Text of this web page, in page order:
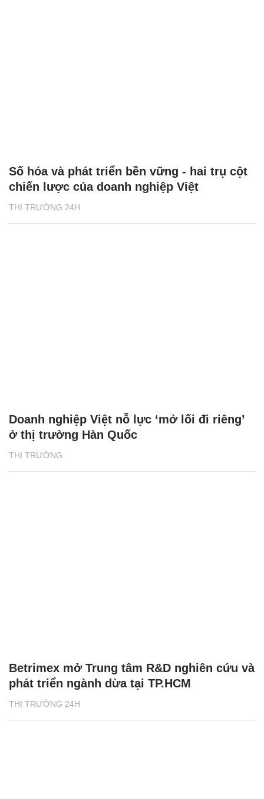
THỊ TRƯỜNG 24H
Số hóa và phát triển bền vững - hai trụ cột
chiến lược của doanh nghiệp Việt
THỊ TRƯỜNG
Doanh nghiệp Việt nỗ lực ‘mở lối đi riêng’
ở thị trường Hàn Quốc
THỊ TRƯỜNG 24H
Betrimex mở Trung tâm R&D nghiên cứu và
phát triển ngành dừa tại TP.HCM